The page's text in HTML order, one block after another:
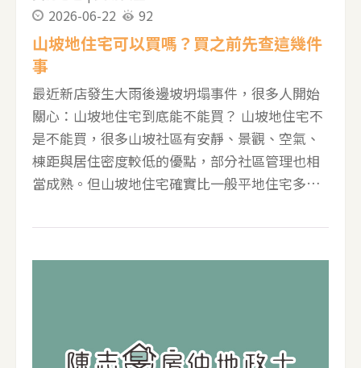
2026-06-22
92
山坡地住宅可以買嗎？買之前先查這幾件
事
最近新店發生大雨後邊坡坍塌事件，很多人開始
關心：山坡地住宅到底能不能買？ 山坡地住宅不
是不能買，很多山坡社區有安靜、景觀、空氣、
棟距與居住密度較低的優點，部分社區管理也相
當成熟。但山坡地住宅確實比一般平地住宅多了
格。 下面我用一般買方看得懂的方式，整理山坡
看行政區。例如新店、中和、汐止有平地也有坡
地，要看物件實際位置。買房時可以先用地圖確